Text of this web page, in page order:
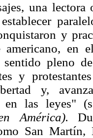
una
y
americano, en
pleno
y
y,
en las leyes"
América).
San